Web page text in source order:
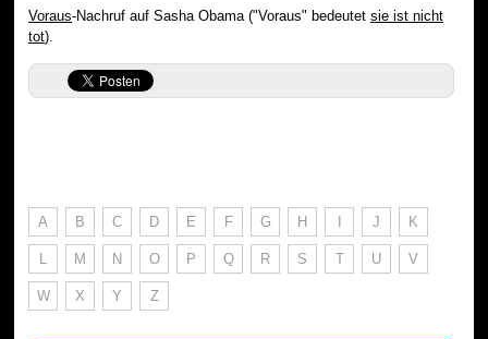
Voraus-Nachruf auf Sasha Obama ("Voraus" bedeutetsie ist nicht
tot).
A B C D E F G H I J K
L M N O P Q R S T U V
W X Y Z